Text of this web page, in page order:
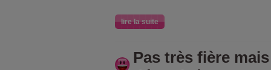
lire la suite
Pas très fière